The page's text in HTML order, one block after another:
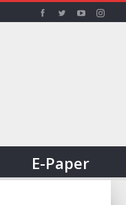
E-Paper